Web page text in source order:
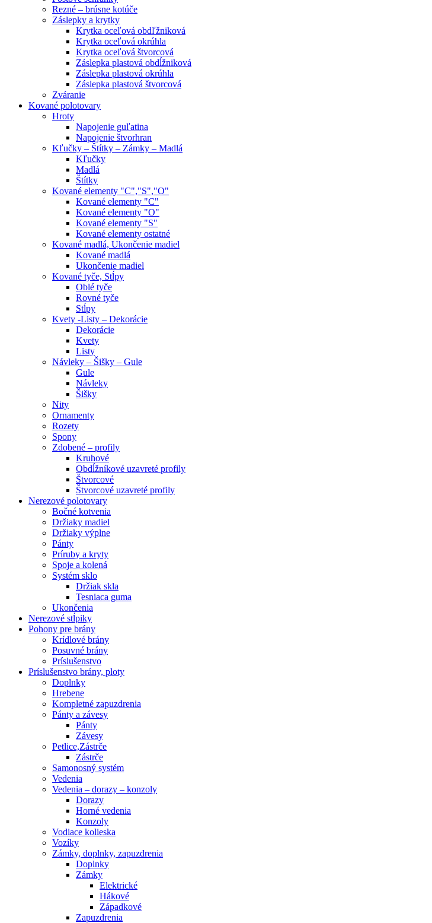
Rezné – brúsne kotúče
Záslepky a krytky
Krytka oceľová obdľžniková
Krytka oceľová okrúhla
Krytka oceľová štvorcová
Záslepka plastová obdĺžniková
Záslepka plastová okrúhla
Záslepka plastová štvorcová
Zváranie
Kované polotovary
Hroty
Napojenie guľatina
Napojenie štvorhran
Kľučky – Štítky – Zámky – Madlá
Kľučky
Madlá
Štítky
Kované elementy "C","S","O"
Kované elementy "C"
Kované elementy "O"
Kované elementy "S"
Kované elementy ostatné
Kované madlá, Ukončenie madiel
Kované madlá
Ukončenie madiel
Kované tyče, Stĺpy
Oblé tyče
Rovné tyče
Stĺpy
Kvety -Listy – Dekorácie
Dekorácie
Kvety
Listy
Návleky – Šišky – Gule
Gule
Návleky
Šišky
Nity
Ornamenty
Rozety
Spony
Zdobené – profily
Kruhové
Obdĺžníkové uzavreté profily
Štvorcové
Štvorcové uzavreté profily
Nerezové polotovary
Bočné kotvenia
Držiaky madiel
Držiaky výplne
Pánty
Príruby a kryty
Spoje a kolená
Systém sklo
Držiak skla
Tesniaca guma
Ukončenia
Nerezové stĺpiky
Pohony pre brány
Krídlové brány
Posuvné brány
Príslušenstvo
Príslušenstvo brány, ploty
Doplnky
Hrebene
Kompletné zapuzdrenia
Pánty a závesy
Pánty
Závesy
Petlice,Zástrče
Zástrče
Samonosný systém
Vedenia
Vedenia – dorazy – konzoly
Dorazy
Horné vedenia
Konzoly
Vodiace kolieska
Vozíky
Zámky, doplnky, zapuzdrenia
Doplnky
Zámky
Elektrické
Hákové
Západkové
Zapuzdrenia